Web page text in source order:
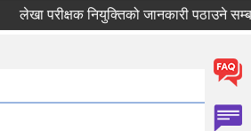
लेखा परीक्षक नियुक्तिको जानकारी पठाउने सम्बन्धी